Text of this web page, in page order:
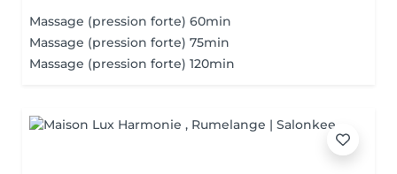
Massage (pression forte) 60min
Massage (pression forte) 75min
Massage (pression forte) 120min